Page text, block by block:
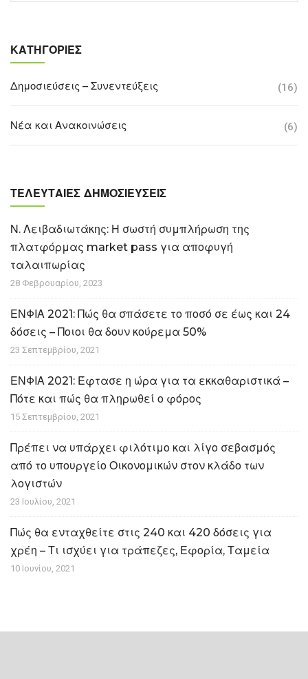
ΚΑΤΗΓΟΡΊΕΣ
Δημοσιεύσεις – Συνεντεύξεις (16)
Νέα και Ανακοινώσεις (6)
ΤΕΛΕΥΤΑΊΕΣ ΔΗΜΟΣΙΕΎΣΕΙΣ
Ν. Λειβαδιωτάκης: Η σωστή συμπλήρωση της
πλατφόρμας market pass για αποφυγή
ταλαιπωρίας
28 Φεβρουαρίου, 2023
ΕΝΦΙΑ 2021: Πώς θα σπάσετε το ποσό σε έως και 24
δόσεις – Ποιοι θα δουν κούρεμα 50%
23 Σεπτεμβρίου, 2021
ΕΝΦΙΑ 2021: Έφτασε η ώρα για τα εκκαθαριστικά –
Πότε και πώς θα πληρωθεί ο φόρος
15 Σεπτεμβρίου, 2021
Πρέπει να υπάρχει φιλότιμο και λίγο σεβασμός
από το υπουργείο Οικονομικών στον κλάδο των
λογιστών
23 Ιουλίου, 2021
Πώς θα ενταχθείτε στις 240 και 420 δόσεις για
χρέη – Τι ισχύει για τράπεζες, Εφορία, Ταμεία
10 Ιουνίου, 2021